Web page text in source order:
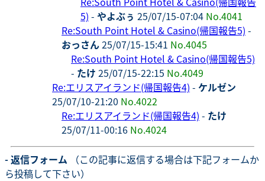
5) - やよぶぅ 25/07/15-07:04 No.4041
Re:South Point Hotel & Casino(帰国報告5) -
おっさん25/07/15-15:41 No.4045
Re:South Point Hotel & Casino(帰国報告5)
- たけ 25/07/15-22:15 No.4049
Re:エリスアイランド(帰国報告4) - ケルゼン
25/07/10-21:20 No.4022
Re:エリスアイランド(帰国報告4) - たけ
25/07/11-00:16 No.4024
- 返信フォーム （この記事に返信する場合は下記フォームか
ら投稿して下さい）